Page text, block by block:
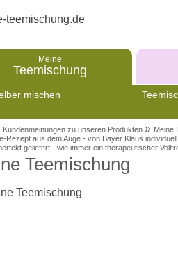
Meine
Teemischung
mischen
Kundenmeinungen zu unseren Produkten » Meine
Rezept aus dem Auge - von Bayer Klaus
geliefert - wie immer ein therapeutischer
Teemischung